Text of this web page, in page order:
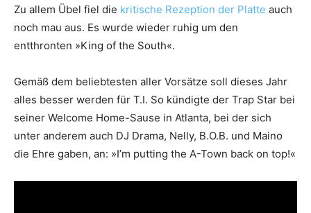
Zu allem Übel fiel die kritische Rezeption der Platte auch
noch mau aus. Es wurde wieder ruhig um den
entthronten »King of the South«.
Gemäß dem beliebtesten aller Vorsätze soll dieses Jahr
alles besser werden für T.I. So kündigte der Trap Star bei
seiner Welcome Home-Sause in Atlanta, bei der sich
unter anderem auch DJ Drama, Nelly, B.O.B. und Maino
die Ehre gaben, an: »I’m putting the A-Town back on top!«